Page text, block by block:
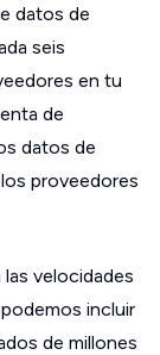
datos de
seis
en tu
de
datos de
proveedores
velocidades
incluir
de millones